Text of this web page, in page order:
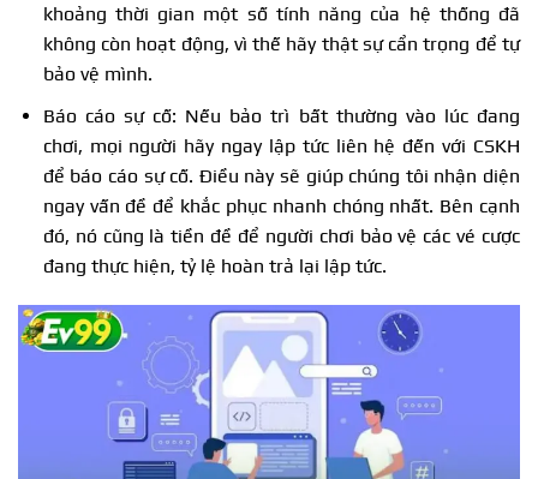
khoảng thời gian một số tính năng của hệ thống đã
không còn hoạt động, vì thế hãy thật sự cẩn trọng để tự
bảo vệ mình.
Báo cáo sự cố: Nếu bảo trì bất thường vào lúc đang
chơi, mọi người hãy ngay lập tức liên hệ đến với CSKH
để báo cáo sự cố. Điều này sẽ giúp chúng tôi nhận diện
ngay vấn đề để khắc phục nhanh chóng nhất. Bên cạnh
đó, nó cũng là tiền đề để người chơi bảo vệ các vé cược
đang thực hiện, tỷ lệ hoàn trả lại lập tức.